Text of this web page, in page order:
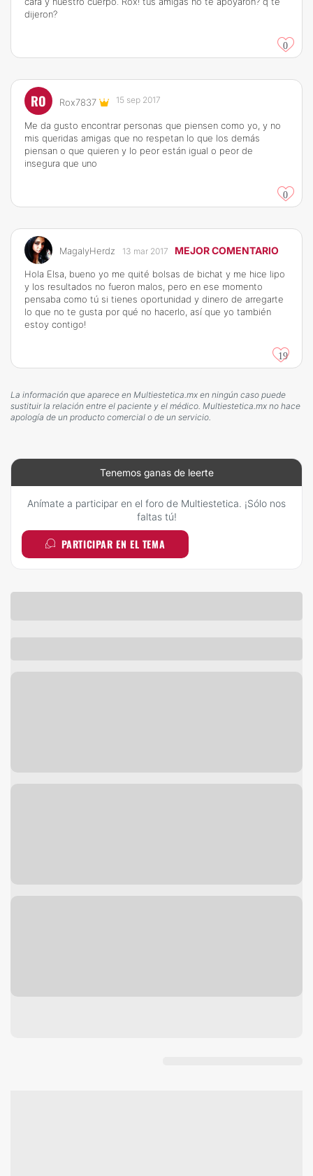
dijeron?
0
RO Rox7837 15 sep 2017
Me da gusto encontrar personas que piensen como yo, y no
mis queridas amigas que no respetan lo que los demás
piensan o que quieren y lo peor están igual o peor de
insegura que uno
0
MagalyHerdz 13 mar 2017 MEJOR COMENTARIO
Hola Elsa, bueno yo me quité bolsas de bichat y me hice lipo
y los resultados no fueron malos, pero en ese momento
pensaba como tú si tienes oportunidad y dinero de arregarte
lo que no te gusta por qué no hacerlo, así que yo también
estoy contigo!
19
La información que aparece en Multiestetica.mx en ningún caso puede
sustituir la relación entre el paciente y el médico. Multiestetica.mx no hace
apología de un producto comercial o de un servicio.
Tenemos ganas de leerte
Anímate a participar en el foro de Multiestetica. ¡Sólo nos
faltas tú!
PARTICIPAR EN EL TEMA